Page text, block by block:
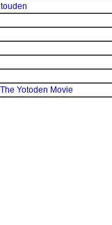
Yotoden Movie